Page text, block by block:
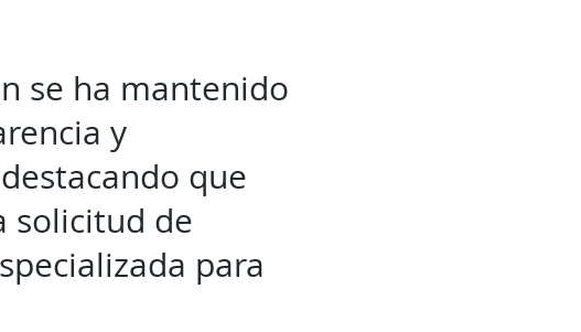
se ha mantenido
y
que
solicitud de
para